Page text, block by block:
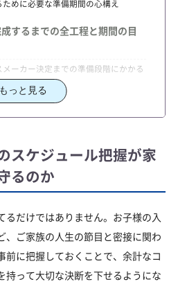
めに必要な準備期間の心構え
するまでの全工程と期間の目
ーカー決定までの準備段階にかかる
ローンの本申し込みまでに行う手続
まで新築一戸建ての最終確認で行う
居までのスケジュールが大きく異な
しない家づくりを実現するため
住宅で無理なく借入できる予算の考
もっと見る
スケジュール把握が家
るのか
るだけではありません。お子様の入
、ご家族の人生の節目と密接に関わ
前に把握しておくことで、余計なコ
持って大切な決断を下せるようにな